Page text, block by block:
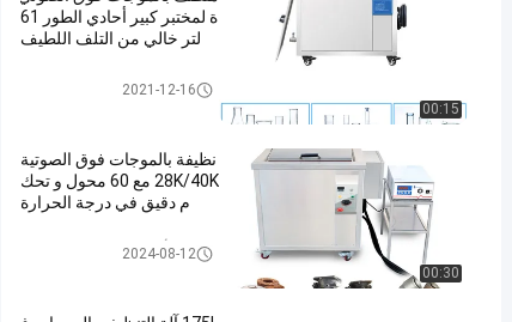
00:15
ة لمختبر كبير أحادي الطور 61
لتر خالي من التلف اللطيف
منظف ​​بالموجات فوق الصوتية للم
2021-12-16
00:30
نظيفة بالموجات فوق الصوتية
28K/40K مع 60 محول و تحك
م دقيق في درجة الحرارة
منظف ​​الأجزاء بالموجات فوق الص
2024-08-12